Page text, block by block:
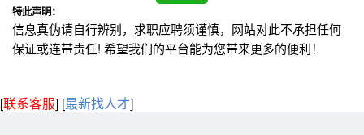
特此声明：
信息真伪请自行辨别，求职应聘须谨慎，网站对此不承担任何
保证或连带责任! 希望我们的平台能为您带来更多的便利！
[联系客服] [最新找人才]